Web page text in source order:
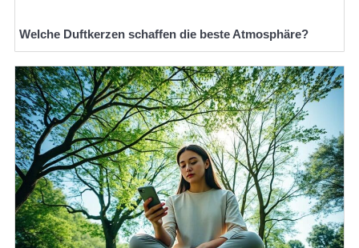
Welche Duftkerzen schaffen die beste Atmosphäre?